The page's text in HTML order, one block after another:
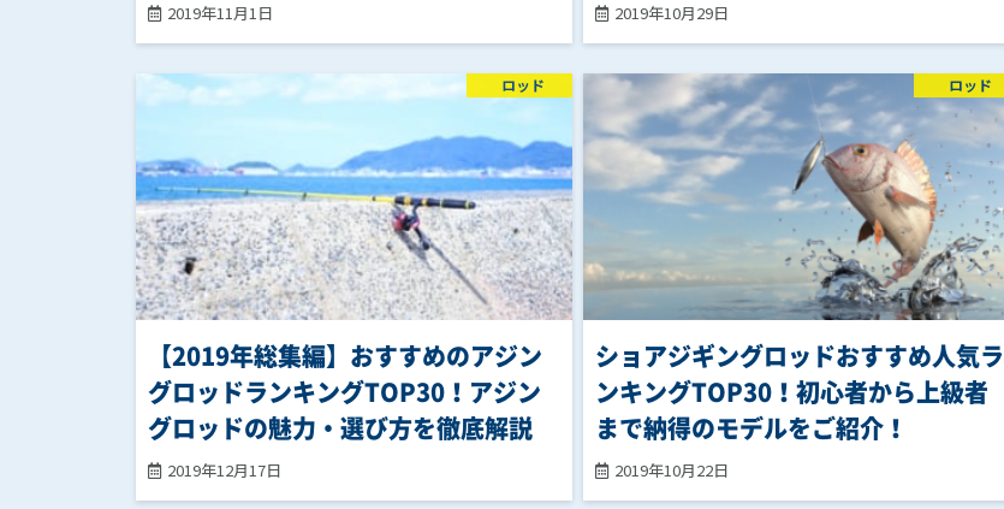
2019年11月1日 2019年10月29日
【2019年総集編】おすすめのアジン
グロッドランキングTOP30！アジン
グロッドの魅力・選び方を徹底解説
2019年12月17日
ロッド
ショアジギングロッドおすすめ人気ラ
ンキングTOP30！初心者から上級者
まで納得のモデルをご紹介！
2019年10月22日
ロッド